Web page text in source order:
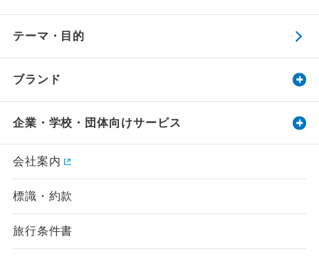
テーマ・目的
ブランド
企業・学校・団体向けサービス
会社案内
標識・約款
旅行条件書